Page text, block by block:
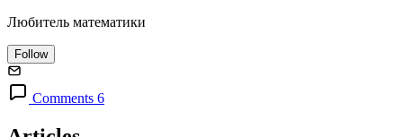
Любитель математики
Follow
Comments 6